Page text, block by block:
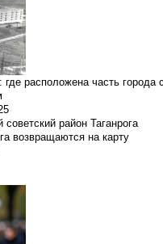
где расположена часть
район Таганрога
возвращаются на карту